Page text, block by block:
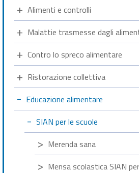
Alimenti e controlli
Malattie trasmesse dagli
Contro lo spreco alimentare
Ristorazione collettiva
Educazione alimentare
SIAN per le scuole
Merenda sana
Mensa scolastica SIAN